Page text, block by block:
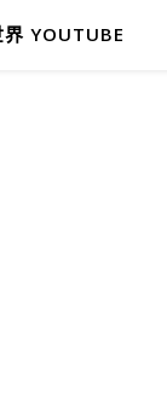
YOUTUBE